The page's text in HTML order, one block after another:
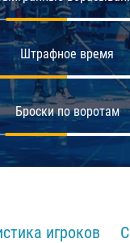
Штрафное время
Броски по воротам
игроков